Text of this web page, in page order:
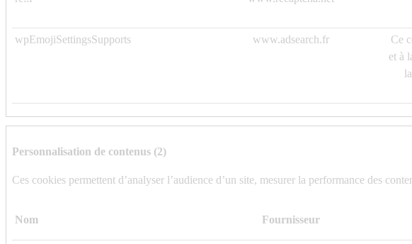
wpEmojiSettingsSupports
www.adsearch.fr
Ce
et à
Personnalisation de contenus (2)
Ces cookies permettent d’analyser l’audience d’un site, mesurer la performance des
Nom Fournisseur